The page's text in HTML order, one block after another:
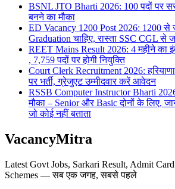
BSNL JTO Bharti 2026: 100 पदों पर
बनने का मौका
ED Vacancy 1200 Post 2026: 1200 से
Graduation चाहिए, रास्ता SSC CGL से
REET Mains Result 2026: 4 महीने का
, 7,759 पदों पर होगी नियुक्ति
Court Clerk Recruitment 2026:
पर भर्ती, ग्रेजुएट उम्मीदवार करें आवेदन
RSSB Computer Instructor Bharti
मौका – Senior और Basic दोनों के लिए,
जो कोई नहीं बताता
VacancyMitra
Latest Govt Jobs, Sarkari Result, Admit
Schemes — सब एक जगह, सबसे पहले